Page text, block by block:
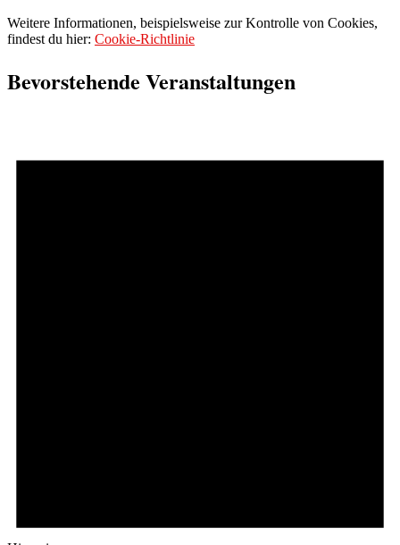
Weitere Informationen, beispielsweise zur Kontrolle von Cookies,
findest du hier: Cookie-Richtlinie
Bevorstehende Veranstaltungen